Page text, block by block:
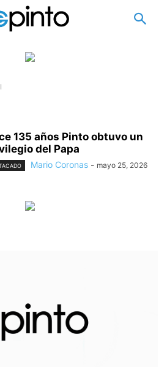
135 años Pinto obtuvo un
del Papa
Mario Coronas - mayo 25, 2026